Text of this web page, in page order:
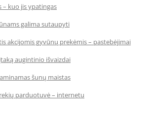
– kuo jis ypatingas
galima sutaupyti
akcijomis gyvūnų prekėmis – pastebėjimai
augintinio išvaizdai
šunų maistas
parduotuvė – internetu